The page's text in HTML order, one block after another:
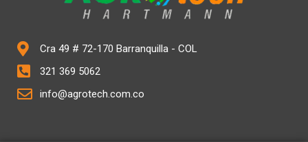
Cra 49 # 72-170 Barranquilla - COL
321 369 5062
info@agrotech.com.co